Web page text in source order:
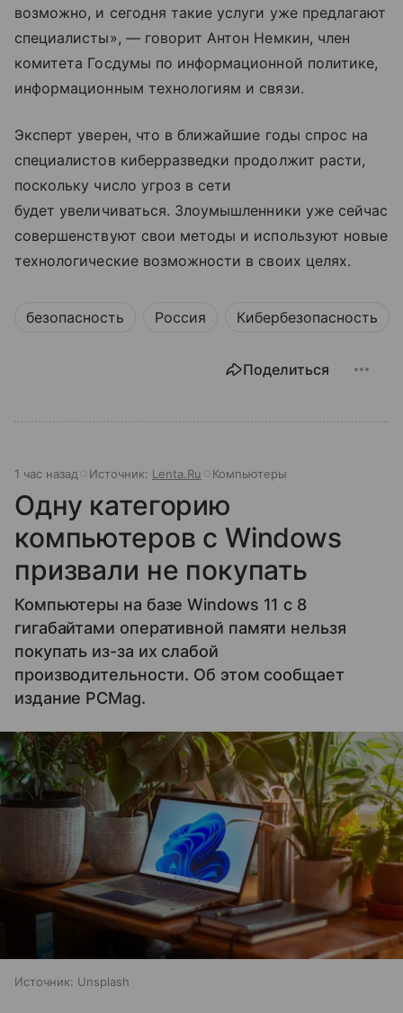
возможно, и сегодня такие услуги уже предлагают
специалисты», — говорит Антон Немкин, член
комитета Госдумы по информационной политике,
информационным технологиям и связи.
Эксперт уверен, что в ближайшие годы спрос на
специалистов киберразведки продолжит расти,
поскольку число угроз в сети
будет увеличиваться. Злоумышленники уже сейчас
совершенствуют свои методы и используют новые
технологические возможности в своих целях.
безопасность Россия Кибербезопасность
Поделиться
1 час назад Источник: Lenta.Ru Компьютеры
Одну категорию
компьютеров с Windows
призвали не покупать
Компьютеры на базе Windows 11 c 8
гигабайтами оперативной памяти нельзя
покупать из-за их слабой
производительности. Об этом сообщает
издание PCMag.
Источник: Unsplash